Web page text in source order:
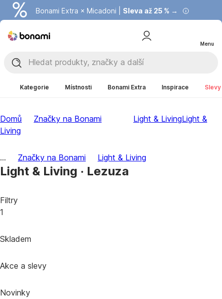
Bonami Extra × Micadoni | Sleva až 25 % →
Summer Sale | Ušetřete až 40 % →
Menu
Kategorie Místnosti Bonami Extra Inspirace
Domů Značky na Bonami Light & LivingLight &
Living
... Značky na Bonami Light & Living
Light & Living · Lezuza
Filtry
1
Skladem
Akce a slevy
Novinky